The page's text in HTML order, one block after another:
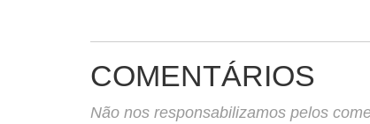
COMENTÁRIOS
Não nos responsabilizamos pelos